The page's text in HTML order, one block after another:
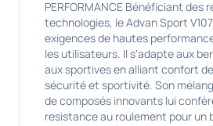
PERFORMANCE Bénéficiant des
technologies, le Advan Sport
exigences de hautes
les utilisateurs. Il s'adapte aux
aux sportives en alliant confort
sécurité et sportivité. Son
de composés innovants lui
resistance au roulement pour un